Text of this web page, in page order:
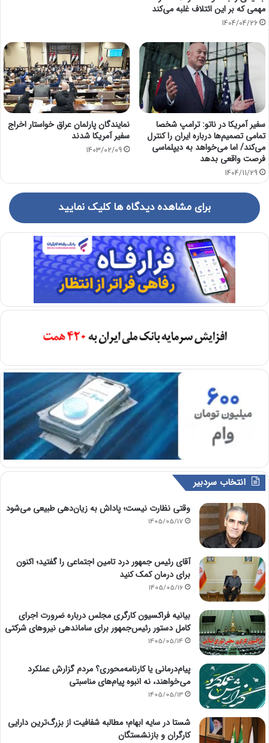
مهمی که بر این ائتلاف غلبه می‌کند
1404/04/26
سفیر آمریکا در ناتو: ترامپ شخصا
تمامی تصمیم‌ها درباره ایران را کنترل
می‌کند/ اما می‌خواهد به دیپلماسی
فرصت واقعی بدهد
1404/11/29
نمایندگان پارلمان عراق خواستار اخراج
سفیر آمریکا شدند
1403/02/09
برای مشاهده دیدگاه ها کلیک نمایید
انتخاب سردبیر
وقتی نظارت نیست؛ پاداش به زیان‌دهی طبیعی می‌شود
1405/05/17
آقای رئیس جمهور درد تامین اجتماعی را گفتید؛ اکنون
برای درمان کمک کنید
1405/05/16
بیانیه فراکسیون کارگری مجلس درباره ضرورت اجرای
کامل دستور رئیس‌جمهور برای ساماندهی نیروهای شرکتی
1405/05/14
پیام‌درمانی یا کارنامه‌محوری؟ مردم گزارش عملکرد
می‌خواهند، نه انبوه پیام‌های مناسبتی
1405/05/13
شستا در سایه ابهام؛ مطالبه شفافیت از بزرگ‌ترین دارایی
کارگران و بازنشستگان